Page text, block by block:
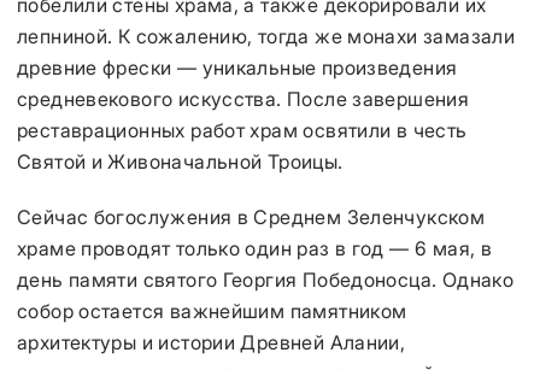
побелили стены храма, а также декорировали их
лепниной. К сожалению, тогда же монахи замазали
древние фрески — уникальные произведения
средневекового искусства. После завершения
реставрационных работ храм освятили в честь
Святой и Живоначальной Троицы.
Сейчас богослужения в Среднем Зеленчукском
храме проводят только один раз в год — 6 мая, в
день памяти святого Георгия Победоносца. Однако
собор остается важнейшим памятником
архитектуры и истории Древней Алании,